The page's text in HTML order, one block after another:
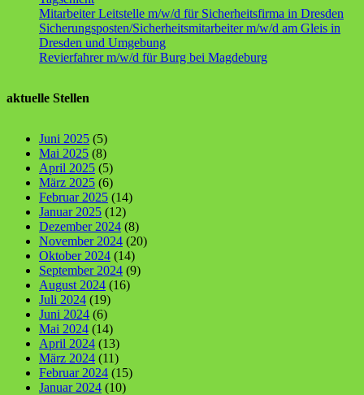
Mitarbeiter Leitstelle m/w/d für Sicherheitsfirma in Dresden
Sicherungsposten/Sicherheitsmitarbeiter m/w/d am Gleis in
Dresden und Umgebung
Revierfahrer m/w/d für Burg bei Magdeburg
aktuelle Stellen
Juni 2025 (5)
Mai 2025 (8)
April 2025 (5)
März 2025 (6)
Februar 2025 (14)
Januar 2025 (12)
Dezember 2024 (8)
November 2024 (20)
Oktober 2024 (14)
September 2024 (9)
August 2024 (16)
Juli 2024 (19)
Juni 2024 (6)
Mai 2024 (14)
April 2024 (13)
März 2024 (11)
Februar 2024 (15)
Januar 2024 (10)